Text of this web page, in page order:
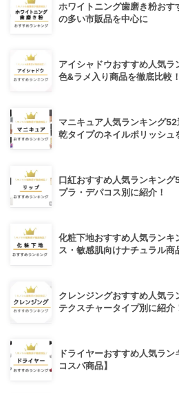
ホワイトニング歯磨き粉おす
の多い市販品を中心に
アイシャドウおすすめ人気
色&ラメ入り商品を徹底比較！
マニキュア人気ランキング
乾タイプのネイルポリッシュ
口紅おすすめ人気ランキン
プラ・デパコス別に紹介！
化粧下地おすすめ人気ランキ
ス・敏感肌向けナチュラル商
クレンジングおすすめ人気
テクスチャータイプ別に紹介
ドライヤーおすすめ人気ラ
コスパ商品】